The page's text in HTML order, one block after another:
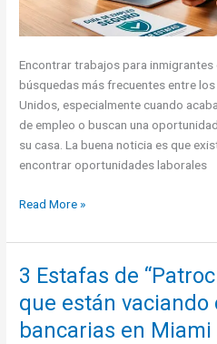
Encontrar trabajos para inmigrantes
búsquedas más frecuentes entre
Unidos, especialmente cuando
de empleo o buscan una
su casa. La buena noticia es que
encontrar oportunidades laborales
Trabajos
inmigrantes
de
mí:
cómo
Read More »
3 Estafas de
que están vaciando
bancarias en Miami